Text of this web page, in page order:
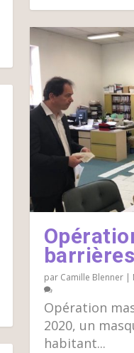
barrières
par Camille Blenner|
Opération
2020, un
habitant...